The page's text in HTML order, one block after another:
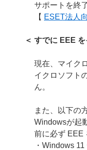
サポートを終
【 ESET法人
＜ すでに EEE
現在、マイク
イクロソフト
ん。
また、以下の
Windowsが起
前に必ず EEE
・Windows